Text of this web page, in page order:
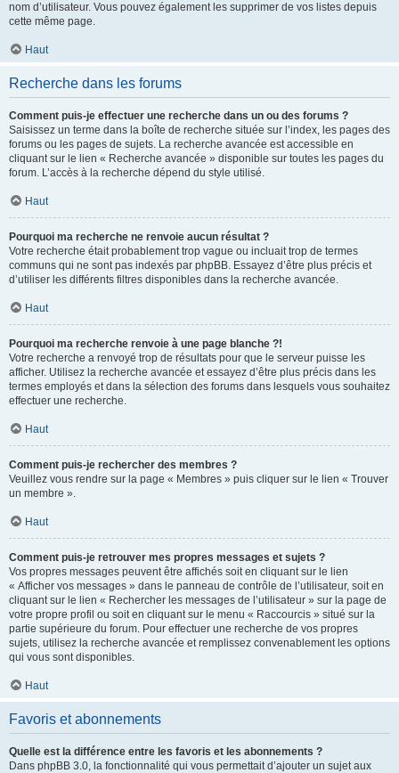
nom d’utilisateur. Vous pouvez également les supprimer de vos listes depuis
cette même page.
Haut
Recherche dans les forums
Comment puis-je effectuer une recherche dans un ou des forums ?
Saisissez un terme dans la boîte de recherche située sur l’index, les pages des
forums ou les pages de sujets. La recherche avancée est accessible en
cliquant sur le lien « Recherche avancée » disponible sur toutes les pages du
forum. L’accès à la recherche dépend du style utilisé.
Haut
Pourquoi ma recherche ne renvoie aucun résultat ?
Votre recherche était probablement trop vague ou incluait trop de termes
communs qui ne sont pas indexés par phpBB. Essayez d’être plus précis et
d’utiliser les différents filtres disponibles dans la recherche avancée.
Haut
Pourquoi ma recherche renvoie à une page blanche ?!
Votre recherche a renvoyé trop de résultats pour que le serveur puisse les
afficher. Utilisez la recherche avancée et essayez d’être plus précis dans les
termes employés et dans la sélection des forums dans lesquels vous souhaitez
effectuer une recherche.
Haut
Comment puis-je rechercher des membres ?
Veuillez vous rendre sur la page « Membres » puis cliquer sur le lien « Trouver
un membre ».
Haut
Comment puis-je retrouver mes propres messages et sujets ?
Vos propres messages peuvent être affichés soit en cliquant sur le lien
« Afficher vos messages » dans le panneau de contrôle de l’utilisateur, soit en
cliquant sur le lien « Rechercher les messages de l’utilisateur » sur la page de
votre propre profil ou soit en cliquant sur le menu « Raccourcis » situé sur la
partie supérieure du forum. Pour effectuer une recherche de vos propres
sujets, utilisez la recherche avancée et remplissez convenablement les options
qui vous sont disponibles.
Haut
Favoris et abonnements
Quelle est la différence entre les favoris et les abonnements ?
Dans phpBB 3.0, la fonctionnalité qui vous permettait d’ajouter un sujet aux